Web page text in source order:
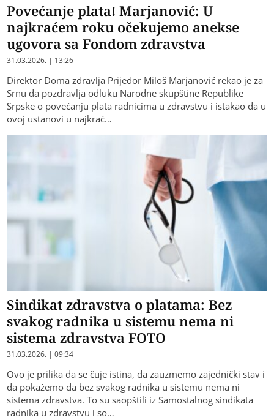
Povećanje plata! Marjanović: U
najkraćem roku očekujemo anekse
ugovora sa Fondom zdravstva
31.03.2026. | 13:26
Direktor Doma zdravlja Prijedor Miloš Marjanović rekao je za
Srnu da pozdravlja odluku Narodne skupštine Republike
Srpske o povećanju plata radnicima u zdravstvu i istakao da u
ovoj ustanovi u najkrać…
Sindikat zdravstva o platama: Bez
svakog radnika u sistemu nema ni
sistema zdravstva FOTO
31.03.2026. | 09:34
Ovo je prilika da se čuje istina, da zauzmemo zajednički stav i
da pokažemo da bez svakog radnika u sistemu nema ni
sistema zdravstva. To su saopštili iz Samostalnog sindikata
radnika u zdravstvu i so…